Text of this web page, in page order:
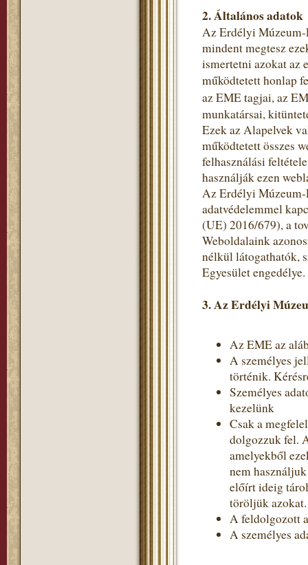
2. Általános adatok
Az Erdélyi Múzeum-
mindent megtesz
ismertetni azokat az
működtetett honlap
az EME tagjai, az
munkatársai,
Ezek az Alapelvek
működtetett összes
felhasználási
használják ezen
Az Erdélyi Múzeum-
adatvédelemmel
(UE) 2016/679), a
Weboldalaink
nélkül látogathatók,
Egyesület engedélye.
3. Az Erdélyi
Az EME az
A személyes
történik.
Személyes
kezelünk
Csak a
dolgozzuk fel.
amelyekből
nem
előírt ideig
töröljük azokat.
A feldolgozott
A személyes